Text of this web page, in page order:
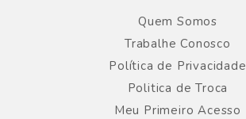
Quem Somos
Trabalhe Conosco
Política de Privacidade
Politica de Troca
Meu Primeiro Acesso